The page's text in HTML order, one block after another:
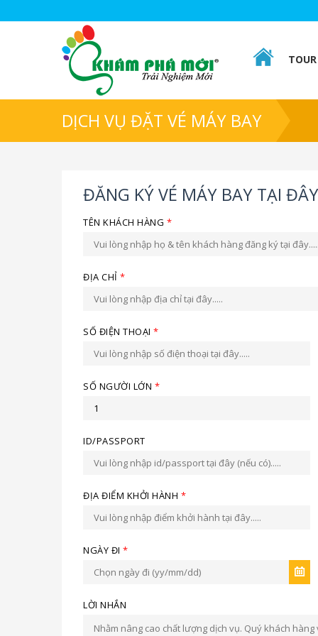
DỊCH VỤ ĐẶT VÉ MÁY BAY
ĐĂNG KÝ VÉ MÁY BAY TẠI ĐÂY
TÊN KHÁCH HÀNG *
ĐỊA CHỈ*
SỐ ĐIỆN THOẠI*
SỐ NGƯỜI LỚN *
ID/PASSPORT
ĐỊA ĐIỂM KHỞI HÀNH *
NGÀY ĐI*
LỜI NHẮN